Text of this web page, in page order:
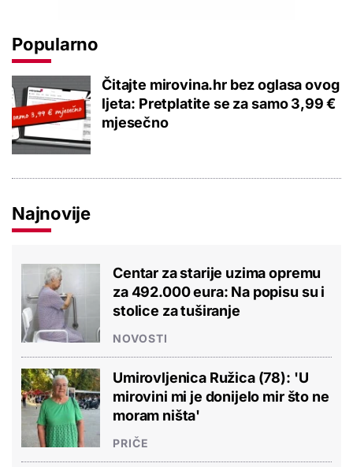
Popularno
Čitajte mirovina.hr bez oglasa ovog
ljeta: Pretplatite se za samo 3,99 €
mjesečno
Najnovije
Centar za starije uzima opremu
za 492.000 eura: Na popisu su i
stolice za tuširanje
NOVOSTI
Umirovljenica Ružica (78): 'U
mirovini mi je donijelo mir što ne
moram ništa'
PRIČE